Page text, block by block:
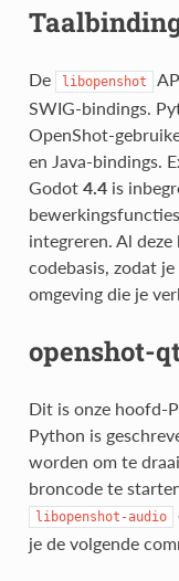
De libopenshot
SWIG-bindings.
OpenShot-
en Java-bindings.
Godot 4.4is
integreren. Al
codebasis, zodat
omgeving die je
openshot-
Dit is onze hoofd-
Python is
worden om te
broncode te
libopenshot-audio
je de volgende